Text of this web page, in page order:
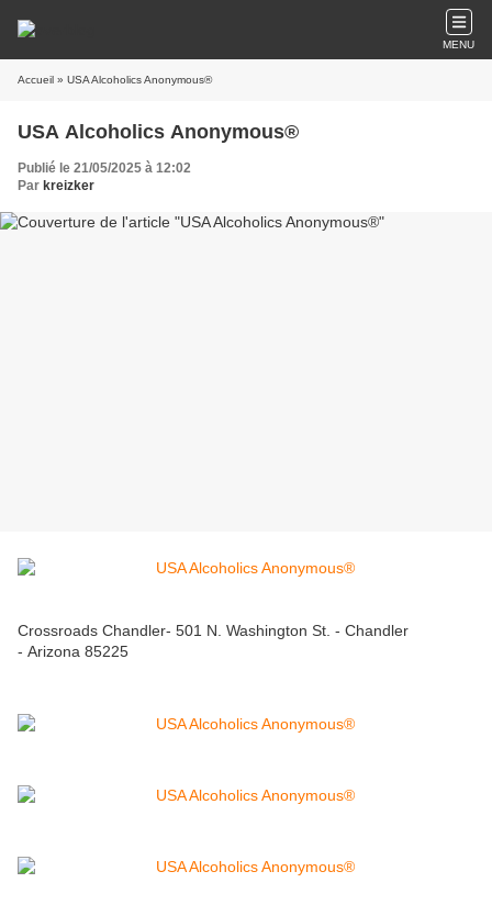
MENU
Accueil » USA Alcoholics Anonymous®
USA Alcoholics Anonymous®
Publié le 21/05/2025 à 12:02
Par kreizker
Crossroads Chandler- 501 N. Washington St. - Chandler
- Arizona 85225